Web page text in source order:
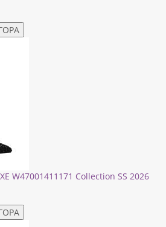
W47001411171 Collection SS 2026